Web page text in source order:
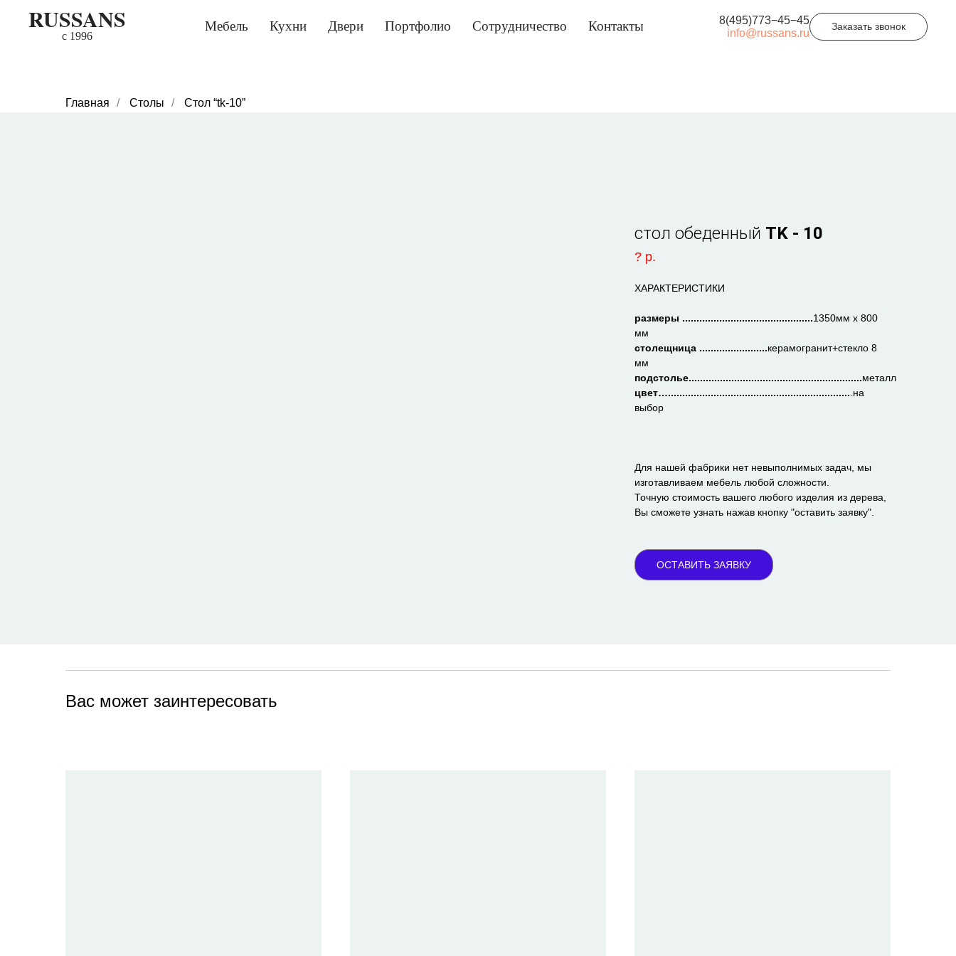
RUSSANS
c 1996
Мебель Кухни Двери Портфолио Сотрудничество Контакты
8(495)773−45−45
info@russans.ru
Заказать звонок
Главная / Столы / Стол “tk-10”
стол обеденный TK - 10
? р.
ХАРАКТЕРИСТИКИ
размеры ..............................................1350мм х 800
мм
столещница ........................керамогранит+стекло 8
мм
подстолье.............................................................металл
цвет…................................................................ .на
выбор
Для нашей фабрики нет невыполнимых задач, мы
изготавливаем мебель любой сложности.
Точную стоимость вашего любого изделия из дерева,
Вы сможете узнать нажав кнопку "оставить заявку".
ОСТАВИТЬ ЗАЯВКУ
Вас может заинтересовать